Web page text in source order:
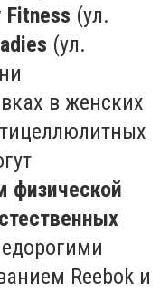
Fitness (ул.
(ул.
в женских
физической
Reebok и